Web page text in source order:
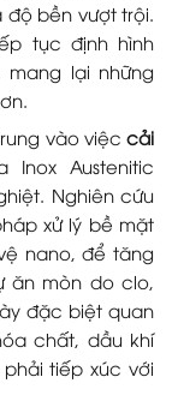
bền vượt trội.
tục định hình
mang lại những
vào việc cải
Austenitic
Nghiên cứu
xử lý bề mặt
nano, để tăng
ăn mòn do clo,
đặc biệt quan
chất, dầu khí
tiếp xúc với